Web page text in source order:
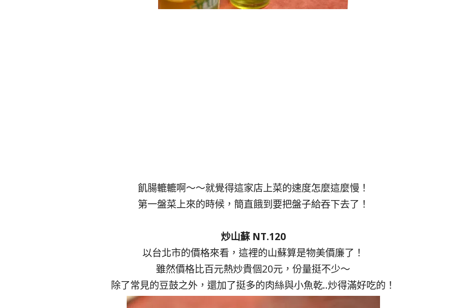
飢腸轆轆啊～～就覺得這家店上菜的速度怎麼這麼慢！
第一盤菜上來的時候，簡直餓到要把盤子給吞下去了！
炒山蘇 NT.120
以台北市的價格來看，這裡的山蘇算是物美價廉了！
雖然價格比百元熱炒貴個20元，份量挺不少～
除了常見的豆鼓之外，還加了挺多的肉絲與小魚乾..炒得滿好吃的！